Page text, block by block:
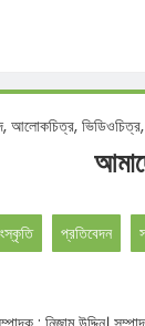
ভিডিওচিত্র, অডিও
প্রতিবেদন